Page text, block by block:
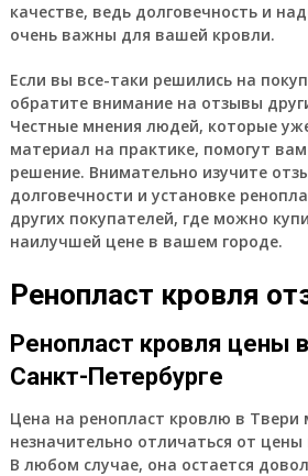
качестве, ведь долговечность и
очень важны для вашей кровли.
Если вы все-таки решились на
обратите внимание на отзывы
Честные мнения людей, которые
материал на практике, помогут
решение. Внимательно изучите
долговечности и установке
других покупателей, где можно
наилучшей цене в вашем городе.
Ренопласт кровля
Ренопласт кровля цены
Санкт-Петербурге
Цена на ренопласт кровлю в Твери
незначительно отличаться от цены
В любом случае, она остается